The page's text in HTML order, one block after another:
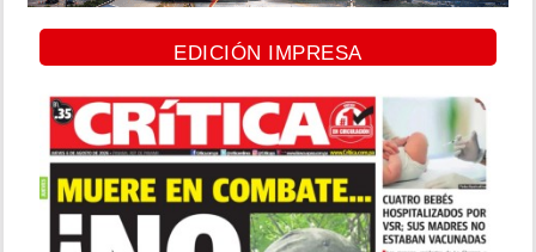
EDICIÓN IMPRESA